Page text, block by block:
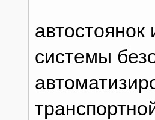
автостоянок
системы